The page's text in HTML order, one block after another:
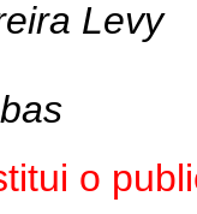
Levy
o